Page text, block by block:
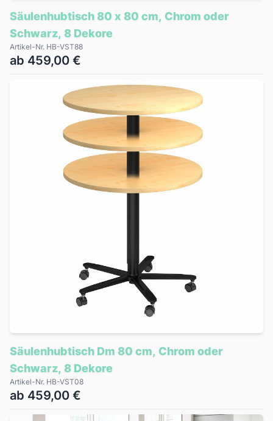
Säulenhubtisch 80 x 80 cm, Chrom oder
Schwarz, 8 Dekore
Artikel-Nr. HB-VST88
ab 459,00 €
Säulenhubtisch Dm 80 cm, Chrom oder
Schwarz, 8 Dekore
Artikel-Nr. HB-VST08
ab 459,00 €